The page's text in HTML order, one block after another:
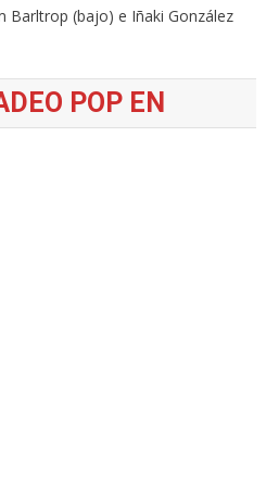
Barltrop (bajo) e Iñaki González
POP EN